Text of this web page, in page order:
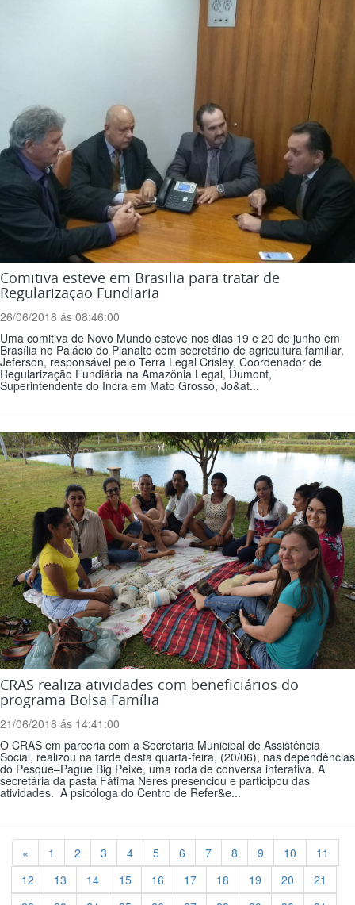
Comitiva esteve em Brasilia para tratar de
Regularizaçao Fundiaria
26/06/2018 ás 08:46:00
Uma comitiva de Novo Mundo esteve nos dias 19 e 20 de junho em
Brasília no Palácio do Planalto com secretário de agricultura familiar,
Jeferson, responsável pelo Terra Legal Crisley, Coordenador de
Regularização Fundiária na Amazônia Legal, Dumont,
Superintendente do Incra em Mato Grosso, Jo&at...
CRAS realiza atividades com beneficiários do
programa Bolsa Família
21/06/2018 ás 14:41:00
O CRAS em parceria com a Secretaria Municipal de Assistência
Social, realizou na tarde desta quarta-feira, (20/06), nas dependências
do Pesque–Pague Big Peixe, uma roda de conversa interativa. A
secretária da pasta Fátima Neres presenciou e participou das
atividades. A psicóloga do Centro de Refer&e...
« Previous
1 2 3 4 5 6 7 8 9 10
11
12
13 14 15 16 17 18 19 20
21